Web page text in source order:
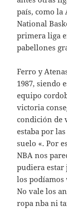
país, como la
National
primera liga
pabellones
Ferro y
1987, siendo
equipo
victoria
condición de
estaba por
suelo «. Por
NBA nos
pudiera estar
los podíamos
No vale los
ropa nba ni